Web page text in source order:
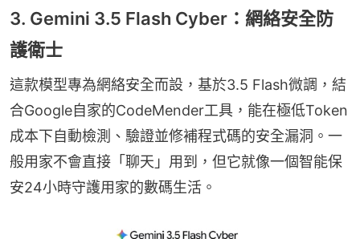
3. Gemini 3.5 Flash Cyber：網絡安全防
護衛士
這款模型專為網絡安全而設，基於3.5 Flash微調，結
合Google自家的CodeMender工具，能在極低Token
成本下自動檢測、驗證並修補程式碼的安全漏洞。一
般用家不會直接「聊天」用到，但它就像一個智能保
安24小時守護用家的數碼生活。